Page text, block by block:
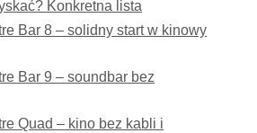
Konkretna lista
Bar 8 – solidny start w kinowy
Bar 9 – soundbar bez
Quad – kino bez kabli i